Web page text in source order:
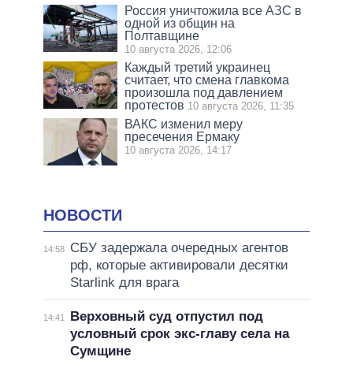
Россия уничтожила все АЗС в
одной из общин на
Полтавщине
10 августа 2026, 12:06
Каждый третий украинец
считает, что смена главкома
произошла под давлением
протестов 10 августа 2026, 11:35
ВАКС изменил меру
пресечения Ермаку
10 августа 2026, 14:17
НОВОСТИ
14:58
СБУ задержала очередных агентов
рф, которые активировали десятки
Starlink для врага
14:41
Верховный суд отпустил под
условный срок экс-главу села на
Сумщине